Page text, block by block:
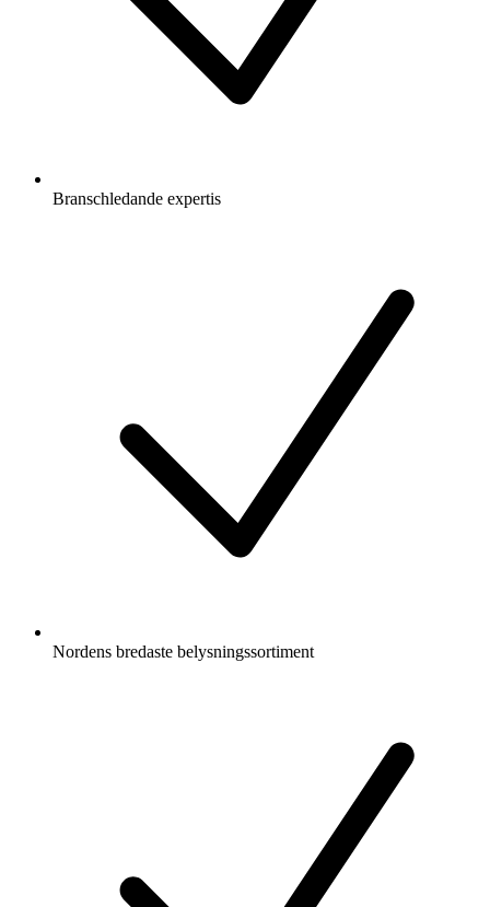
Branschledande expertis
Nordens bredaste belysningssortiment